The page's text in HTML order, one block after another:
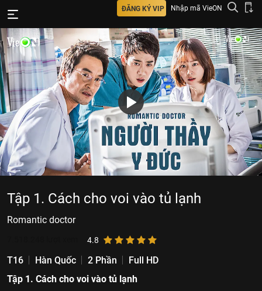
ĐĂNG KÝ VIP Nhập mã VieON
Tập 1. Cách cho voi vào tủ lạnh
Romantic doctor
4.8
T16 Hàn Quốc 2 Phần
Full HD
Tập 1. Cách cho voi vào tủ lạnh